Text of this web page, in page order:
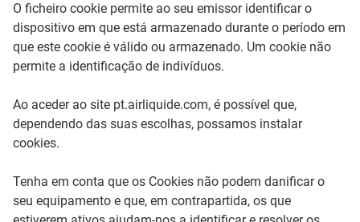
O ficheiro cookie permite ao seu emissor identificar o
dispositivo em que está armazenado durante o período em
que este cookie é válido ou armazenado. Um cookie não
permite a identificação de indivíduos.
Ao aceder ao site pt.airliquide.com, é possível que,
dependendo das suas escolhas, possamos instalar
cookies.
Tenha em conta que os Cookies não podem danificar o
seu equipamento e que, em contrapartida, os que